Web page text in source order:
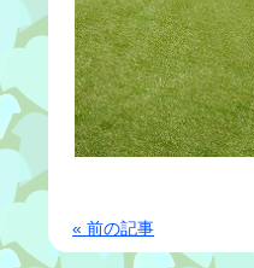
« 前の記事